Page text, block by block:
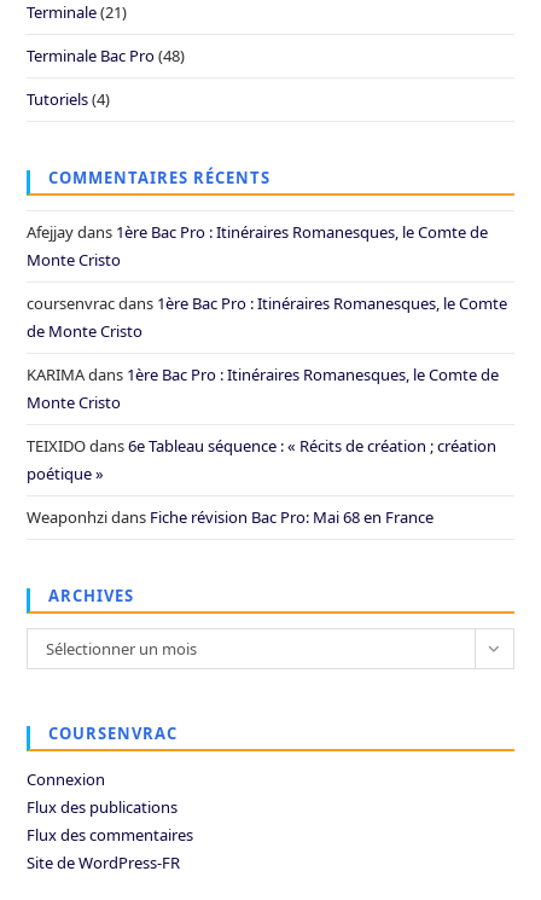
Terminale(21)
Terminale Bac Pro(48)
Tutoriels(4)
COMMENTAIRES RÉCENTS
Afejjaydans 1ère Bac Pro : Itinéraires Romanesques, le Comte de
Monte Cristo
coursenvracdans 1ère Bac Pro : Itinéraires Romanesques, le Comte
de Monte Cristo
KARIMAdans 1ère Bac Pro : Itinéraires Romanesques, le Comte de
Monte Cristo
TEIXIDOdans6e Tableau séquence : « Récits de création ; création
poétique »
Weaponhzidans Fiche révision Bac Pro: Mai 68 en France
ARCHIVES
Archives
Sélectionner un mois
COURSENVRAC
Connexion
Flux des publications
Flux des commentaires
Site de WordPress-FR